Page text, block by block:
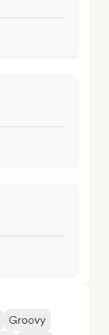
Groovy